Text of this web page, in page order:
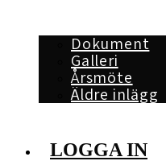
Dokument
Galleri
Årsmöte
Äldre inlägg
LOGGA IN